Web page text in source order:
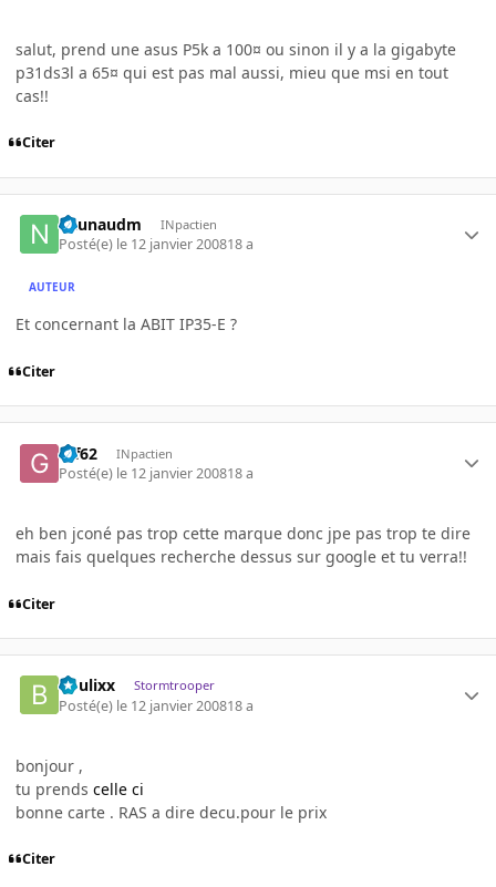
salut, prend une asus P5k a 100¤ ou sinon il y a la gigabyte
p31ds3l a 65¤ qui est pas mal aussi, mieu que msi en tout
cas!!
Citer
naunaudm INpactien
Posté(e) le 12 janvier 200818 a
AUTEUR
Et concernant la ABIT IP35-E ?
Citer
Gif62 INpactien
Posté(e) le 12 janvier 200818 a
eh ben jconé pas trop cette marque donc jpe pas trop te dire
mais fais quelques recherche dessus sur google et tu verra!!
Citer
boulixx Stormtrooper
Posté(e) le 12 janvier 200818 a
bonjour ,
tu prends celle ci
bonne carte . RAS a dire decu.pour le prix
Citer